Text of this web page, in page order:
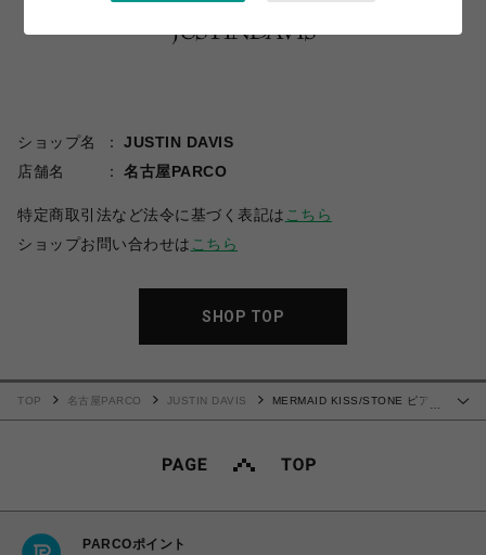
ショップ名
JUSTIN DAVIS
店舗名
名古屋PARCO
特定商取引法など法令に基づく表記は こちら
ショップお問い合わせは こちら
SHOP TOP
…
TOP 名古屋PARCO JUSTIN DAVIS
MERMAID KISS/STONE ピア
PARCOポイント